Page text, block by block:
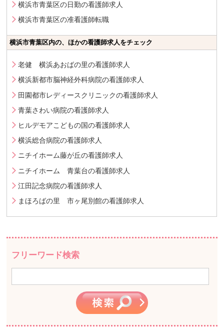
横浜市青葉区の日勤の看護師求人
横浜市青葉区の准看護師転職
横浜市青葉区内の、ほかの看護師求人をチェック
老健 横浜あおばの里の看護師求人
横浜新都市脳神経外科病院の看護師求人
田園都市レディースクリニックの看護師求人
青葉さわい病院の看護師求人
ヒルデモアこどもの国の看護師求人
横浜総合病院の看護師求人
ニチイホーム藤が丘の看護師求人
ニチイホーム 青葉台の看護師求人
江田記念病院の看護師求人
まほろばの里 市ヶ尾別館の看護師求人
フリーワード検索